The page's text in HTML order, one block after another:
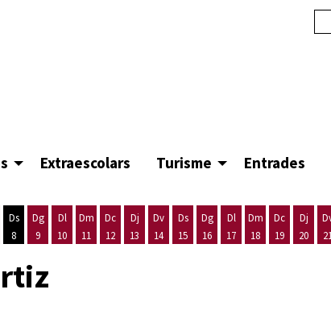
Extraescolars Turisme Entrades
Ds
8
Dg
9
Dl
10
Dm
11
Dc
12
Dj
13
Dv
14
Ds
15
Dg
16
Dl
17
Dm
18
Dc
19
Dj
20